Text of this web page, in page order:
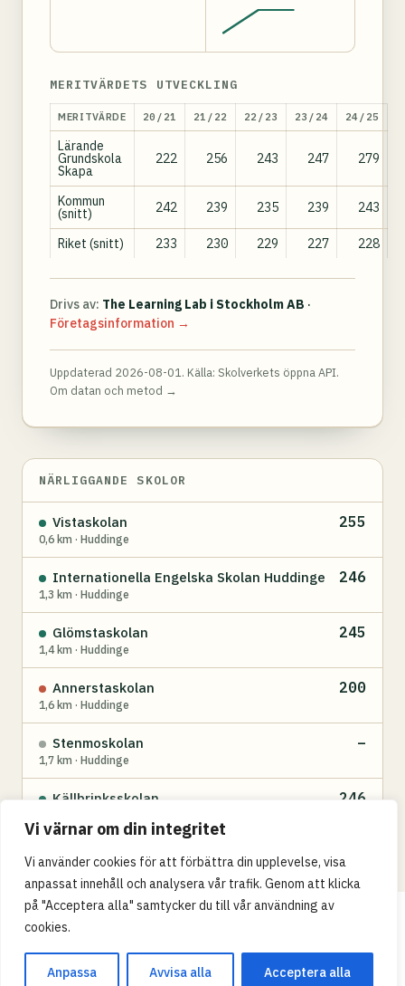
Vi värnar om din integritet
Vi använder cookies för att förbättra din upplevelse, visa
anpassat innehåll och analysera vår trafik. Genom att klicka
på "Acceptera alla" samtycker du till vår användning av
cookies.
Anpassa Avvisa alla Acceptera alla
MERITVÄRDETS UTVECKLING
MERITVÄRDE 20/21 21/22 22/23 23/24 24/25
Lärande
Grundskola
Skapa
222 256 243 247 279
Kommun
(snitt) 242 239 235 239 243
Riket (snitt) 233 230 229 227 228
Drivs av: The Learning Lab i Stockholm AB ·
Företagsinformation →
Uppdaterad 2026-08-01. Källa: Skolverkets öppna API.
Om datan och metod →
NÄRLIGGANDE SKOLOR
Vistaskolan
0,6 km · Huddinge
255
Internationella Engelska Skolan Huddinge
1,3 km · Huddinge
246
Glömstaskolan
1,4 km · Huddinge
245
Annerstaskolan
1,6 km · Huddinge
200
Stenmoskolan
1,7 km · Huddinge
–
Källbrinksskolan 246
© 2026 Skollistan.se · Umpteenth Media · Kivra:
559183-3313 · S-106 31 Stockholm, Sweden